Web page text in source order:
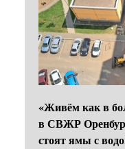
«Живём как в
в СВЖР
стоят ямы с